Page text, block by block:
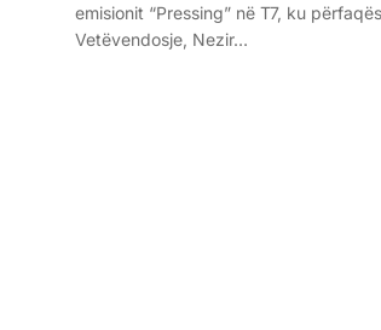
emisionit “Pressing” në T7, ku
Vetëvendosje, Nezir…